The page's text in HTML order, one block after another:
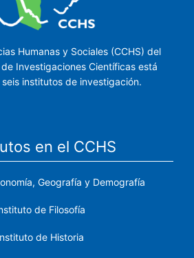
Humanas y Sociales (CCHS) del
Investigaciones Científicas está
institutos de investigación.
en el CCHS
Geografía y Demografía
de Filosofía
de Historia